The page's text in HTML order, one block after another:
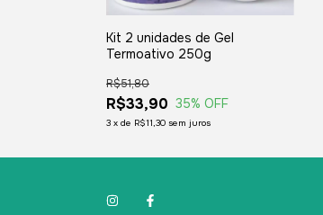
Kit 2 unidades de Gel
Termoativo 250g
R$33,90
R$51,80
35% OFF
3 x de R$11,30 sem juros